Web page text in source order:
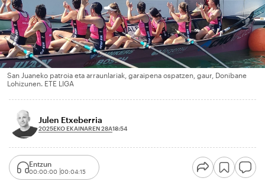
San Juaneko patroia eta arraunlariak, garaipena ospatzen, gaur, Donibane
Lohizunen. ETE LIGA
Julen Etxeberria
2025EKO EKAINAREN 28A18:54
Entzun
00:00:00 00:04:15